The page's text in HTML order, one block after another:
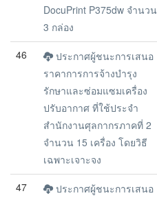
DocuPrint P375dw จำนวน
3 กล่อง
46
ประกาศผู้ชนะการเสนอ
ราคาการการจ้างบำรุง
รักษาและซ่อมแซมเครื่อง
ปรับอากาศ ที่ใช้ประจำ
สำนักงานศุลกากรภาคที่ 2
จำนวน 15 เครื่อง โดยวิธี
เฉพาะเจาะจง
47
ประกาศผู้ชนะการเสนอ